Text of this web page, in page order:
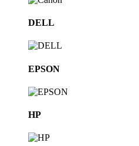
DELL
EPSON
HP